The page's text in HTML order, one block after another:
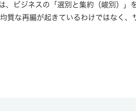
ビジネスの「選別と集約（峻別）」
質な再編が起きているわけではなく